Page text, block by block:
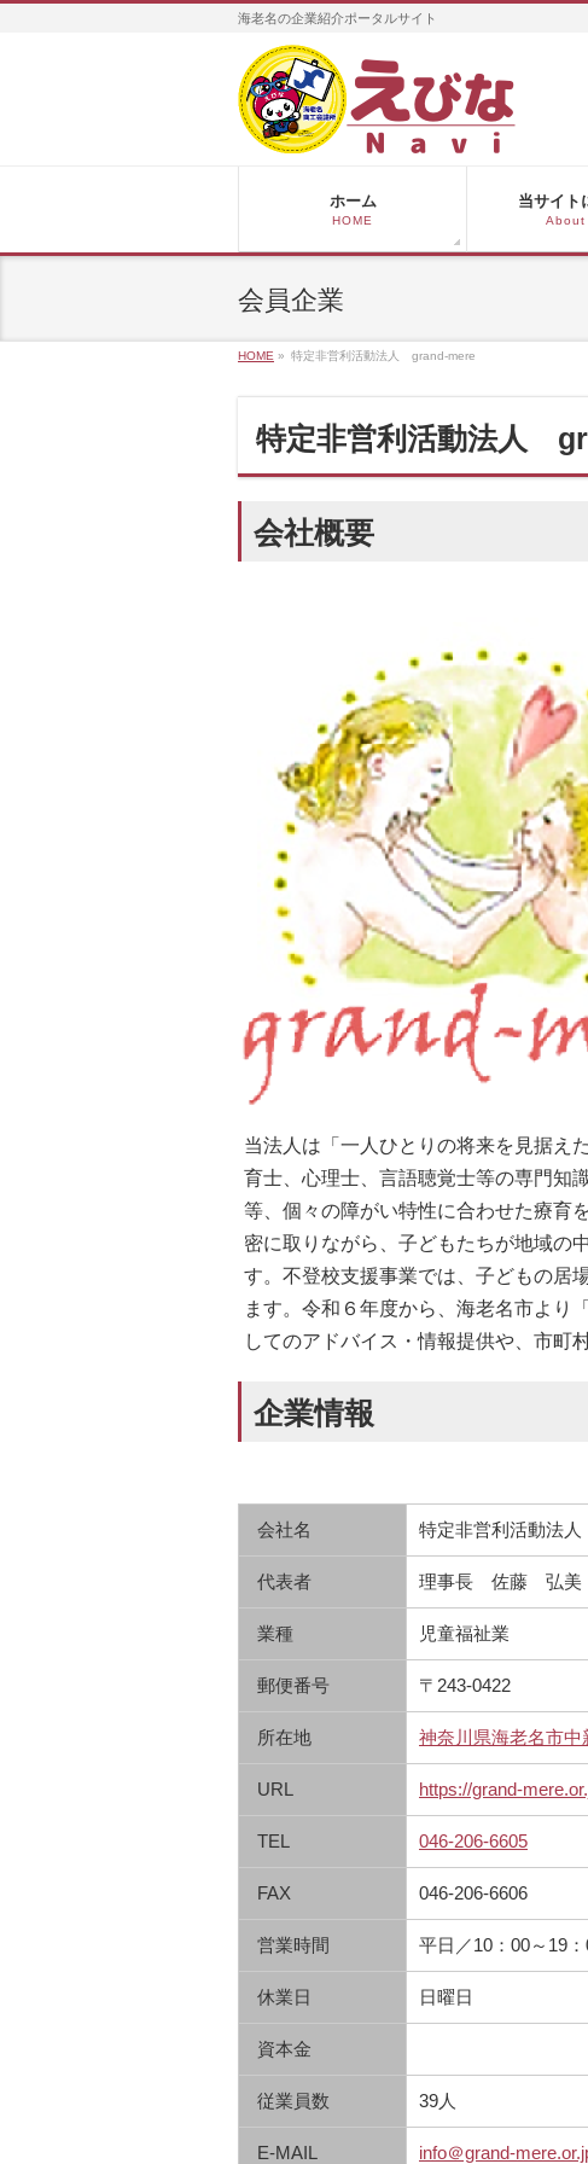
海老名の企業紹介ポータルサイト
ホーム
HOME
当サイト
About
会員企業
HOME » 特定非営利活動法人 grand-mere
特定非営利活動法人
会社概要
当法人は「一人ひとりの将来を見据え
育士、心理士、言語聴覚士等の専門知
等、個々の障がい特性に合わせた療育
密に取りながら、子どもたちが地域の
す。不登校支援事業では、子どもの居
ます。令和６年度から、海老名市より
してのアドバイス・情報提供や、市町
企業情報
会社名 特定非営利活動法
代表者 理事長 佐藤 弘美
業種 児童福祉業
郵便番号 〒243-0422
所在地 神奈川県海老名市中
URL https://grand-
TEL 046-206-6605
FAX 046-206-6606
営業時間 平日／10：00～19
休業日 日曜日
資本金
従業員数 39人
E-MAIL info＠grand-